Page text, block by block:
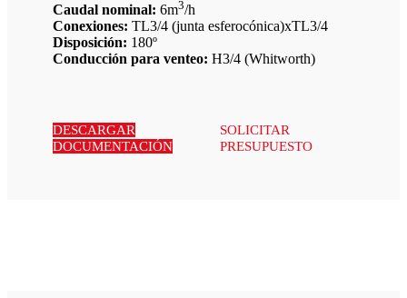
Caudal nominal: 6m3/h
Conexiones: TL3/4 (junta esferocónica)xTL3/4
Disposición: 180º
Conducción para venteo: H3/4 (Whitworth)
DESCARGAR
DOCUMENTACIÓN
SOLICITAR
PRESUPUESTO